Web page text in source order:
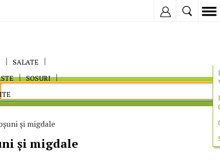
SALATE
SOSURI
şi migdale
şi migdale